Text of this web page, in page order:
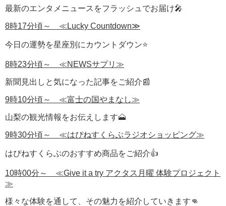
最新のエンタメニュースをフラッシュでお届け🎤
8時17分頃～ ≪Lucky Countdown≫
今日の運勢を星座別にカウントダウン⭐
8時23分頃～ ≪NEWSサプリ≫
新聞見出しと気になった記事をご紹介📰
9時10分頃～ ≪富士の国やまなし≫
山梨の観光情報をお伝えします🗻
9時30分頃～ ≪はぴねすくらぶラジオショッピング≫
はぴねすくらぶのおすすめ商品をご紹介👍
10時00分～ ≪Give it a try アクタス月曜 体験プロジェクト
≫
様々な体験を通して、その魅力を紹介していきます👊